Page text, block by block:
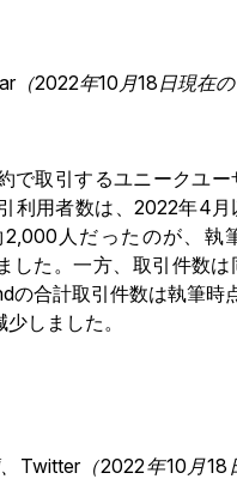
（2022年10月18日現在の
で取引するユニークユー
利用者数は、2022年4月
人だったのが、執
した。一方、取引件数は
の合計取引件数は執筆時
しました。
Twitter（2022年10月18